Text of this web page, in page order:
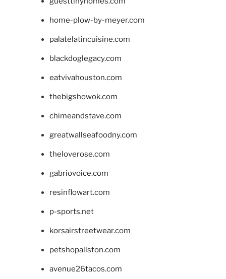
home-plow-by-meyer.com
palatelatincuisine.com
blackdoglegacy.com
eatvivahouston.com
thebigshowok.com
chimeandstave.com
greatwallseafoodny.com
theloverose.com
gabriovoice.com
resinflowart.com
p-sports.net
korsairstreetwear.com
petshopallston.com
avenue26tacos.com